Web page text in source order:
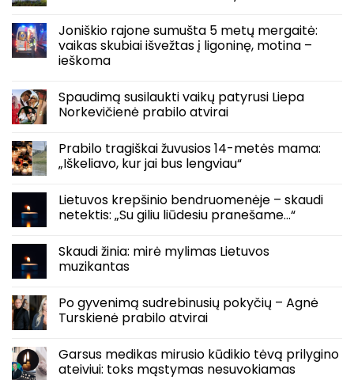
Joniškio rajone sumušta 5 metų mergaitė:
vaikas skubiai išvežtas į ligoninę, motina –
ieškoma
Spaudimą susilaukti vaikų patyrusi Liepa
Norkevičienė prabilo atvirai
Prabilo tragiškai žuvusios 14-metės mama:
„Iškeliavo, kur jai bus lengviau“
Lietuvos krepšinio bendruomenėje – skaudi
netektis: „Su giliu liūdesiu pranešame…“
Skaudi žinia: mirė mylimas Lietuvos
muzikantas
Po gyvenimą sudrebinusių pokyčių – Agnė
Turskienė prabilo atvirai
Garsus medikas mirusio kūdikio tėvą prilygino
ateiviui: toks mąstymas nesuvokiamas